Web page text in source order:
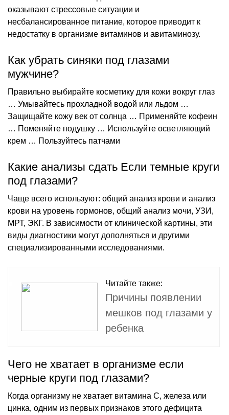
оказывают стрессовые ситуации и
несбалансированное питание, которое приводит к
недостатку в организме витаминов и авитаминозу.
Как убрать синяки под глазами
мужчине?
Правильно выбирайте косметику для кожи вокруг глаз
… Умывайтесь прохладной водой или льдом …
Защищайте кожу век от солнца … Применяйте кофеин
… Поменяйте подушку … Используйте осветляющий
крем … Пользуйтесь патчами
Какие анализы сдать Если темные круги
под глазами?
Чаще всего используют: общий анализ крови и анализ
крови на уровень гормонов, общий анализ мочи, УЗИ,
МРТ, ЭКГ. В зависимости от клинической картины, эти
виды диагностики могут дополняться и другими
специализированными исследованиями.
Читайте также:
Причины появлении
мешков под глазами у
ребенка
Чего не хватает в организме если
черные круги под глазами?
Когда организму не хватает витамина C, железа или
цинка, одним из первых признаков этого дефицита